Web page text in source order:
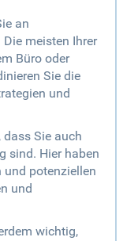
an
meisten Ihrer
Büro oder
Sie die
und
Sie auch
sind. Hier haben
und potenziellen
und
wichtig,